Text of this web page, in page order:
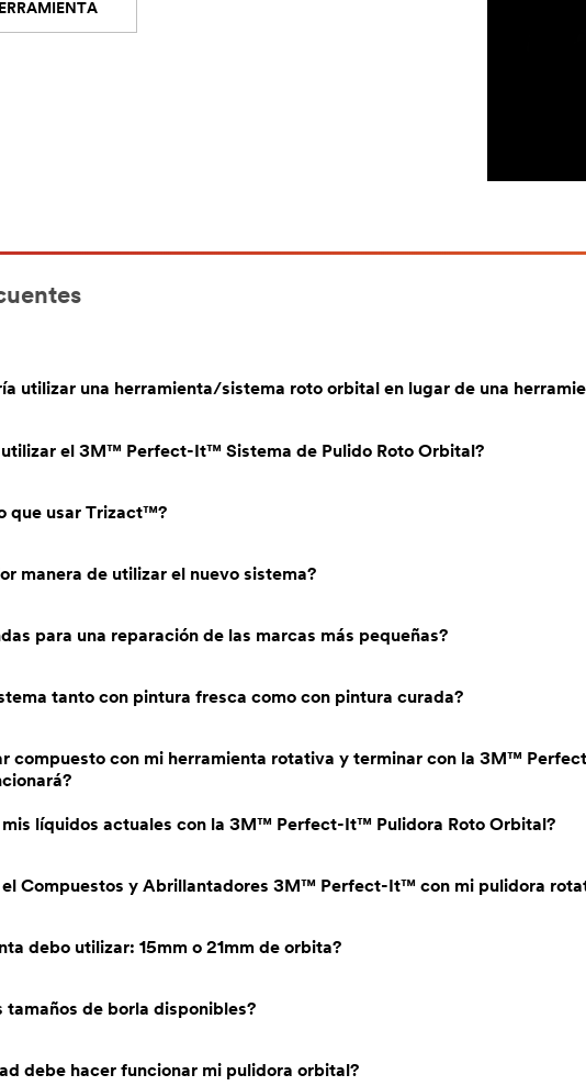
utilizar una herramienta/sistema roto orbital en lugar de una
utilizar el 3M™ Perfect-It™ Sistema de Pulido Roto Orbital?
que usar Trizact™?
manera de utilizar el nuevo sistema?
para una reparación de las marcas más pequeñas?
tanto con pintura fresca como con pintura curada?
compuesto con mi herramienta rotativa y terminar con la 3M™
mis líquidos actuales con la 3M™ Perfect-It™ Pulidora Roto Orbital?
el Compuestos y Abrillantadores 3M™ Perfect-It™ con mi pulidora
debo utilizar: 15mm o 21mm de orbita?
tamaños de borla disponibles?
debe hacer funcionar mi pulidora orbital?